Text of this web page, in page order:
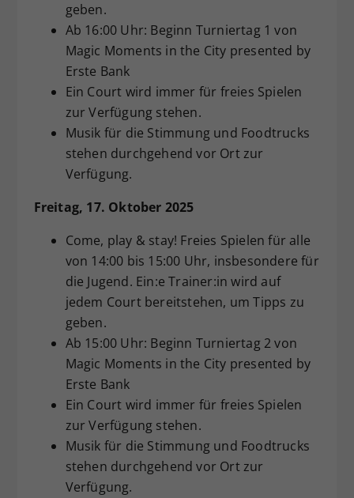
geben.
Ab 16:00 Uhr: Beginn Turniertag 1 von
Magic Moments in the City presented by
Erste Bank
Ein Court wird immer für freies Spielen
zur Verfügung stehen.
Musik für die Stimmung und Foodtrucks
stehen durchgehend vor Ort zur
Verfügung.
Freitag, 17. Oktober 2025
Come, play & stay! Freies Spielen für alle
von 14:00 bis 15:00 Uhr, insbesondere für
die Jugend. Ein:e Trainer:in wird auf
jedem Court bereitstehen, um Tipps zu
geben.
Ab 15:00 Uhr: Beginn Turniertag 2 von
Magic Moments in the City presented by
Erste Bank
Ein Court wird immer für freies Spielen
zur Verfügung stehen.
Musik für die Stimmung und Foodtrucks
stehen durchgehend vor Ort zur
Verfügung.